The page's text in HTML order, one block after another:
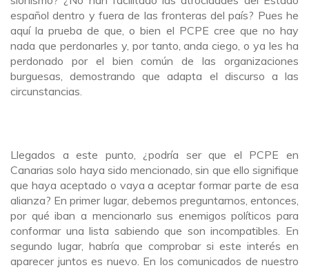
español dentro y fuera de las fronteras del país? Pues he
aquí la prueba de que, o bien el PCPE cree que no hay
nada que perdonarles y, por tanto, anda ciego, o ya les ha
perdonado por el bien común de las organizaciones
burguesas, demostrando que adapta el discurso a las
circunstancias.
Llegados a este punto, ¿podría ser que el PCPE en
Canarias solo haya sido mencionado, sin que ello signifique
que haya aceptado o vaya a aceptar formar parte de esa
alianza? En primer lugar, debemos preguntarnos, entonces,
por qué iban a mencionarlo sus enemigos políticos para
conformar una lista sabiendo que son incompatibles. En
segundo lugar, habría que comprobar si este interés en
aparecer juntos es nuevo. En los comunicados de nuestro